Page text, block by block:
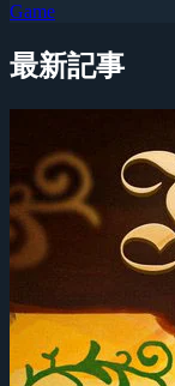
Game
最新記事